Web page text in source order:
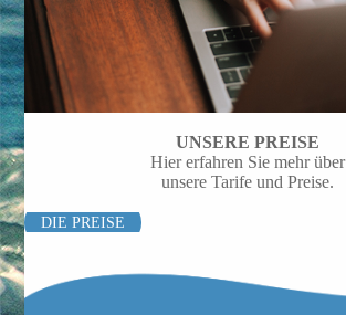
UNSERE PREISE
Hier erfahren Sie mehr über
unsere Tarife und Preise.
DIE PREISE